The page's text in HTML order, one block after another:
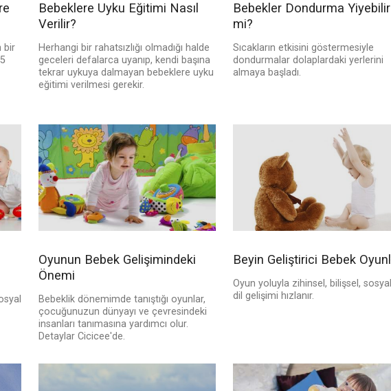
bir
Bebeklere Uyku Eğitimi Nasıl
Verilir?
Herhangi bir rahatsızlığı olmadığı halde
geceleri defalarca uyanıp, kendi başına
tekrar uykuya dalmayan bebeklere uyku
eğitimi verilmesi gerekir.
Bebekler Dondurma Yiyebilir
mi?
Sıcakların etkisini göstermesiyle
dondurmalar dolaplardaki yerlerini
almaya başladı.
Oyunun Bebek Gelişimindeki
Önemi
Bebeklik dönemimde tanıştığı oyunlar,
çocuğunuzun dünyayı ve çevresindeki
insanları tanımasına yardımcı olur.
Detaylar Cicicee'de.
Beyin Geliştirici Bebek
Oyun yoluyla zihinsel, bilişsel,
dil gelişimi hızlanır.